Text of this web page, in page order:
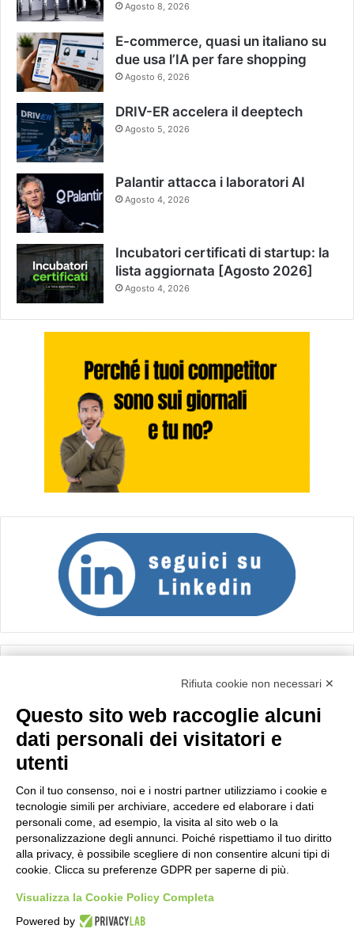
Agosto 8, 2026
E-commerce, quasi un italiano su
due usa l’IA per fare shopping
Agosto 6, 2026
DRIV-ER accelera il deeptech
Agosto 5, 2026
Palantir attacca i laboratori AI
Agosto 4, 2026
Incubatori certificati di startup: la
lista aggiornata [Agosto 2026]
Agosto 4, 2026
Importo netto (€):
Calcola
Scorporo IVA
Rifiuta cookie non necessari ✕
Questo sito web raccoglie alcuni
dati personali dei visitatori e
utenti
Con il tuo consenso, noi e i nostri partner utilizziamo i cookie e
tecnologie simili per archiviare, accedere ed elaborare i dati
personali come, ad esempio, la visita al sito web o la
personalizzazione degli annunci. Poiché rispettiamo il tuo diritto
alla privacy, è possibile scegliere di non consentire alcuni tipi di
cookie. Clicca su preferenze GDPR per saperne di più.
Visualizza la Cookie Policy Completa
Powered by